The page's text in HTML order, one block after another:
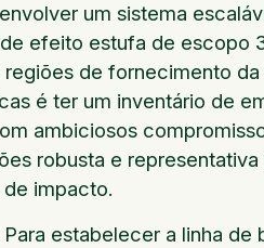
um sistema
efeito estufa de escopo
de fornecimento
é ter um inventário de
ambiciosos
robusta e
impacto.
estabelecer a linha de